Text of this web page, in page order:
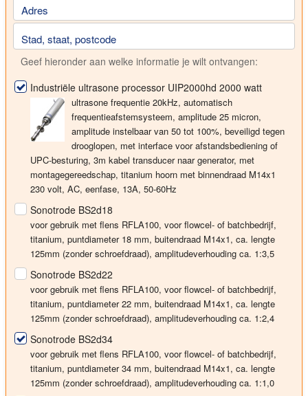
Adres
Stad, staat, postcode
Geef hieronder aan welke informatie je wilt ontvangen:
Industriële ultrasone processor UIP2000hd 2000 watt
ultrasone frequentie 20kHz, automatisch
frequentieafstemsysteem, amplitude 25 micron,
amplitude instelbaar van 50 tot 100%, beveiligd tegen
drooglopen, met interface voor afstandsbediening of
UPC-besturing, 3m kabel transducer naar generator, met
montagegereedschap, titanium hoorn met binnendraad M14x1
230 volt, AC, eenfase, 13A, 50-60Hz
Sonotrode BS2d18
voor gebruik met flens RFLA100, voor flowcel- of batchbedrijf,
titanium, puntdiameter 18 mm, buitendraad M14x1, ca. lengte
125mm (zonder schroefdraad), amplitudeverhouding ca. 1:3,5
Sonotrode BS2d22
voor gebruik met flens RFLA100, voor flowcel- of batchbedrijf,
titanium, puntdiameter22 mm, buitendraad M14x1, ca. lengte
125mm (zonder schroefdraad), amplitudeverhouding ca. 1:2,4
Sonotrode BS2d34
voor gebruik met flens RFLA100, voor flowcel- of batchbedrijf,
titanium, puntdiameter34 mm, buitendraad M14x1, ca. lengte
125mm (zonder schroefdraad), amplitudeverhouding ca. 1:1,0